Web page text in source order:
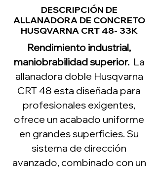
DESCRIPCIÓN DE
ALLANADORA DE CONCRETO
HUSQVARNA CRT 48- 33K
Rendimiento industrial,
maniobrabilidad superior. La
allanadora doble Husqvarna
CRT 48 esta diseñada para
profesionales exigentes,
ofrece un acabado uniforme
en grandes superficies. Su
sistema de dirección
avanzado, combinado con un